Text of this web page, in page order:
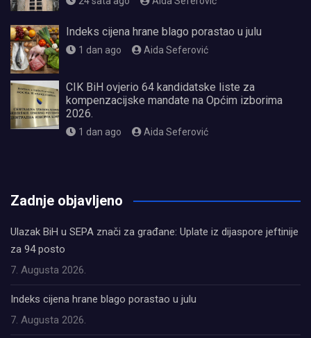
Indeks cijena hrane blago porastao u julu
1 dan ago Aida Seferović
CIK BiH ovjerio 64 kandidatske liste za
kompenzacijske mandate na Općim izborima
2026.
1 dan ago Aida Seferović
Zadnje objavljeno
Ulazak BiH u SEPA znači za građane: Uplate iz dijaspore jeftinije
za 94 posto
7. Augusta 2026.
Indeks cijena hrane blago porastao u julu
7. Augusta 2026.